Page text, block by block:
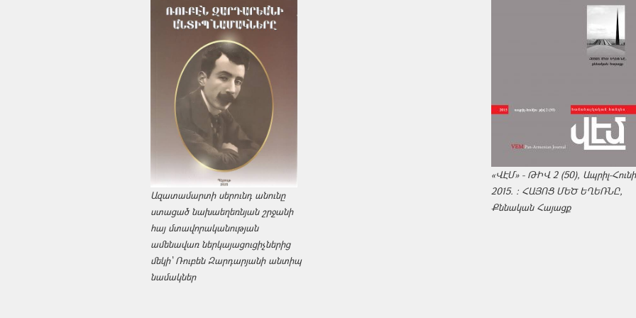
Ազատամարտի սերունդ անունը
ստացած նախաեղեռնյան շրջանի
հայ մտավորականության
ամենավառ ներկայացուցիչներից
մեկի՝ Ռուբեն Զարդարյանի անտիպ
նամակներ
«ՎԷՄ» - ԹԻՎ 2 (50), Ապրիլ-
2015. : ՀԱՅՈՑ ՄԵԾ ԵՂԵՌՆԸ,
Քննական Հայացք